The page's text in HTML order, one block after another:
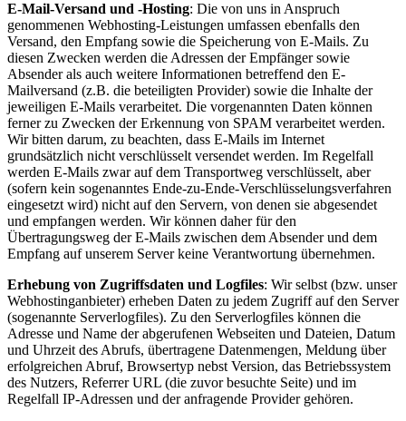
E-Mail-Versand und -Hosting: Die von uns in Anspruch
genommenen Webhosting-Leistungen umfassen ebenfalls den
Versand, den Empfang sowie die Speicherung von E-Mails. Zu
diesen Zwecken werden die Adressen der Empfänger sowie
Absender als auch weitere Informationen betreffend den E-
Mailversand (z.B. die beteiligten Provider) sowie die Inhalte der
jeweiligen E-Mails verarbeitet. Die vorgenannten Daten können
ferner zu Zwecken der Erkennung von SPAM verarbeitet werden.
Wir bitten darum, zu beachten, dass E-Mails im Internet
grundsätzlich nicht verschlüsselt versendet werden. Im Regelfall
werden E-Mails zwar auf dem Transportweg verschlüsselt, aber
(sofern kein sogenanntes Ende-zu-Ende-Verschlüsselungsverfahren
eingesetzt wird) nicht auf den Servern, von denen sie abgesendet
und empfangen werden. Wir können daher für den
Übertragungsweg der E-Mails zwischen dem Absender und dem
Empfang auf unserem Server keine Verantwortung übernehmen.
Erhebung von Zugriffsdaten und Logfiles: Wir selbst (bzw. unser
Webhostinganbieter) erheben Daten zu jedem Zugriff auf den Server
(sogenannte Serverlogfiles). Zu den Serverlogfiles können die
Adresse und Name der abgerufenen Webseiten und Dateien, Datum
und Uhrzeit des Abrufs, übertragene Datenmengen, Meldung über
erfolgreichen Abruf, Browsertyp nebst Version, das Betriebssystem
des Nutzers, Referrer URL (die zuvor besuchte Seite) und im
Regelfall IP-Adressen und der anfragende Provider gehören.